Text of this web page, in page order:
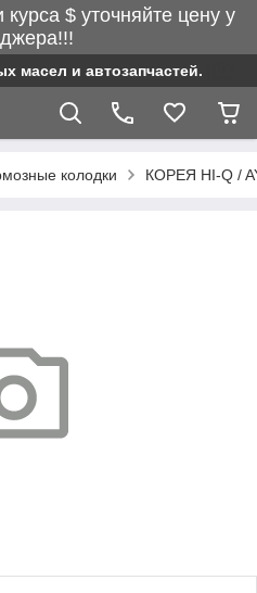
$ уточняйте цену у
масел и автозапчастей.
колодки КОРЕЯ HI-Q /